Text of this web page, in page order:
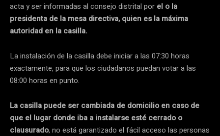
acta y ser informadas al consejo distrital por el o la
presidenta de la mesa directiva, quien es la máxima
autoridad en la casilla.
La instalación de la casilla debe iniciar a las 07:30 horas
exactamente, para que los ciudadanos puedan votar a las
08:00 horas en punto.
La casilla puede ser cambiada de domicilio en caso de
que el lugar donde iba a instalarse esté cerrado o
clausurado, no está garantizado el fácil acceso las personas